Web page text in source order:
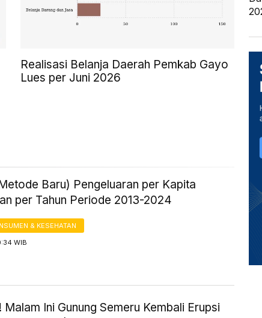
Realisasi Belanja Daerah Pemkab Gayo
Lues per Juni 2026
Baru) Pengeluaran per Kapita
per Tahun Periode 2013-2024
& KESEHATAN
WIB
Malam Ini Gunung Semeru Kembali Erupsi